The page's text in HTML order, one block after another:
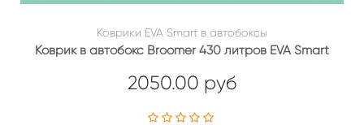
Коврики EVA Smart в автобоксы
Коврик в автобокс Broomer 430 литров EVA Smart
2050.00 руб